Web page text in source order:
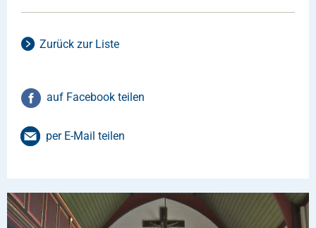
Zurück zur Liste
auf Facebook teilen
per E-Mail teilen